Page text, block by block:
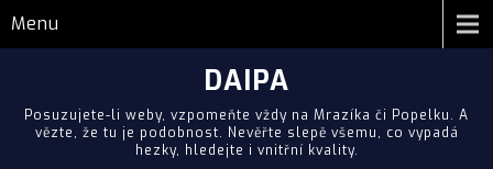
Menu
DAIPA
Posuzujete-li weby, vzpomeňte vždy na Mrazíka či Popelku. A
vězte, že tu je podobnost. Nevěřte slepě všemu, co vypadá
hezky, hledejte i vnitřní kvality.